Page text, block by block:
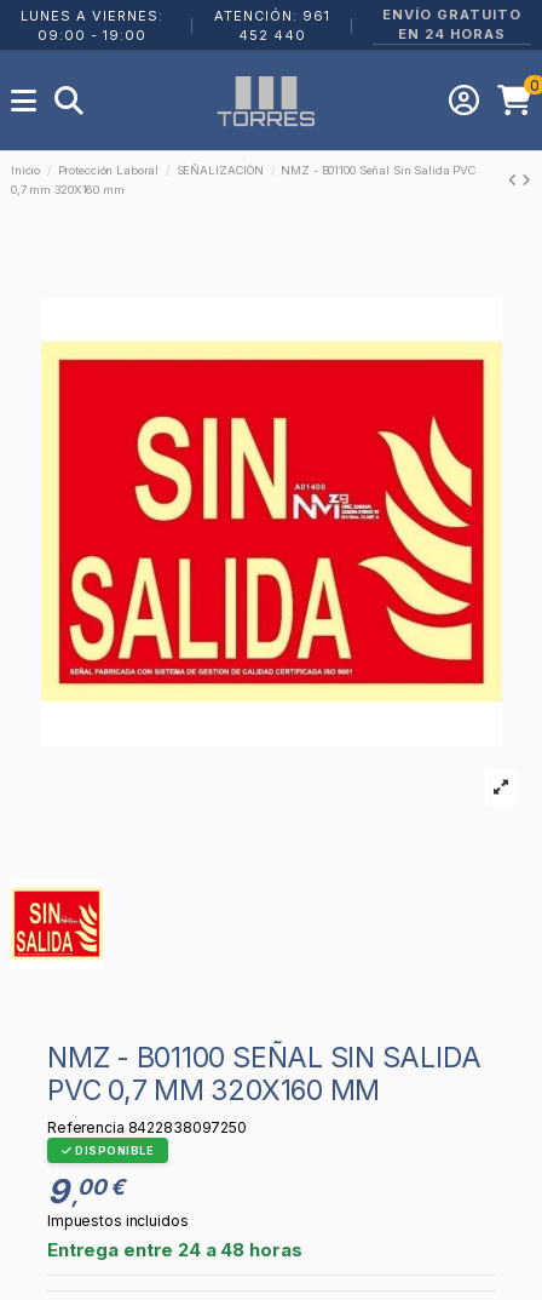
LUNES A VIERNES:
09:00 - 19:00
ATENCIÓN: 961
452 440
ENVÍO GRATUITO
EN 24 HORAS
0
Inicio Protección Laboral SEÑALIZACIÓN
NMZ - B01100 Señal Sin Salida PVC
0,7 mm 320X160 mm
NMZ - B01100 SEÑAL SIN SALIDA
PVC 0,7 MM 320X160 MM
Referencia 8422838097250
DISPONIBLE
9,00 €
Impuestos incluidos
Entrega entre 24 a 48 horas